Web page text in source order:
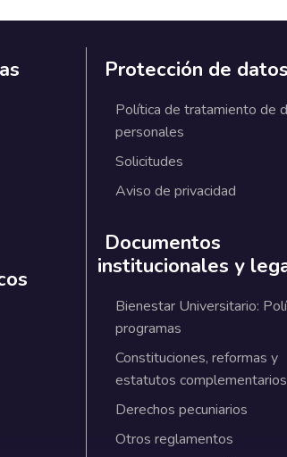
Protección de
Política de tratamiento de
personales
Solicitudes
Aviso de privacidad
Documentos
institucionales y
Bienestar Universitario:
programas
Constituciones, reformas y
estatutos complementarios
Derechos pecuniarios
Otros reglamentos